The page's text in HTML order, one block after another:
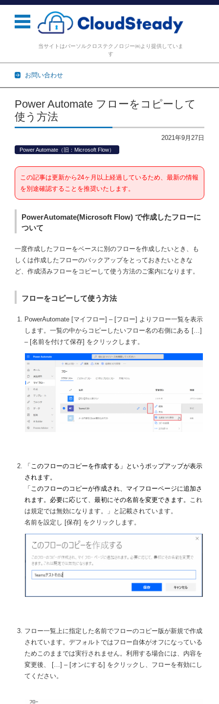
当サイトはパーソルクロステクノロジー㈱より提供していま
す
お問い合わせ
コンテンツに移動
Power Automate フローをコピーして
使う方法
2021年9月27日
Power Automate（旧：Microsoft Flow）
この記事は更新から24ヶ月以上経過しているため、最新の情報
を別途確認することを推奨いたします。
PowerAutomate(Microsoft Flow) で作成したフローに
ついて
一度作成したフローをベースに別のフローを作成したいとき、も
しくは作成したフローのバックアップをとっておきたいときな
ど、作成済みフローをコピーして使う方法のご案内になります。
フローをコピーして使う方法
PowerAutomate [マイフロー] – [フロー] よりフロー一覧を表示
します。一覧の中からコピーしたいフロー名の右側にある […]
– [名前を付けて保存] をクリックします。
「このフローのコピーを作成する」というポップアップが表示
されます。
「このフローのコピーが作成され、マイフローページに追加さ
れます。必要に応じて、最初にその名前を変更できます。 これ
は規定では無効になります。」と記載されています。
名前を設定し [保存] をクリックします。
フロー一覧上に指定した名前でフローのコピー版が新規で作成
されています。デフォルトではフロー自体がオフになっている
ためこのままでは実行されません。利用する場合には、内容を
変更後、 […] – [オンにする] をクリックし、フローを有効にし
てください。